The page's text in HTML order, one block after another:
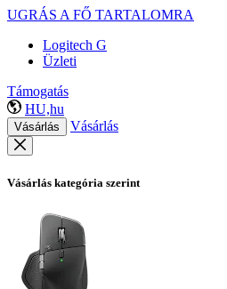
UGRÁS A FŐ TARTALOMRA
Logitech G
Üzleti
Támogatás
HU,hu
Vásárlás Vásárlás
Vásárlás kategória szerint